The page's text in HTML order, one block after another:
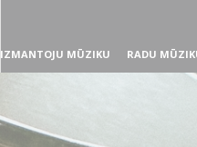
IZMANTOJU MŪZIKU RADU